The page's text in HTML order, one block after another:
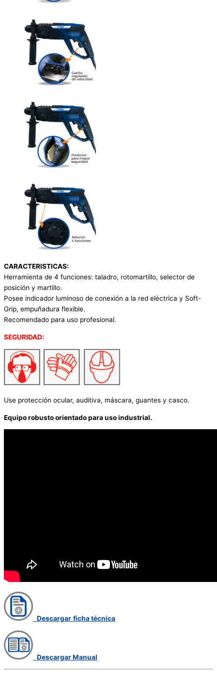
CARACTERISTICAS:
Herramienta de 4 funciones: taladro, rotomartillo, selector de
posición y martillo.
Posee indicador luminoso de conexión a la red eléctrica y Soft-
Grip, empuñadura flexible.
Recomendado para uso profesional.
SEGURIDAD:
Use protección ocular, auditiva, máscara, guantes y casco.
Equipo robusto orientado para uso industrial.
Descargar ficha técnica
Descargar Manual